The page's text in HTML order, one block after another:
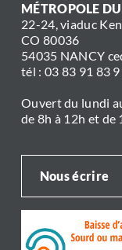
MÉTROPOLE
22-24, viaduc
CO 80036
54035 NANCY
tél : 03 83 91 83
Ouvert du lundi
de 8h à 12h et de
Nous écrire